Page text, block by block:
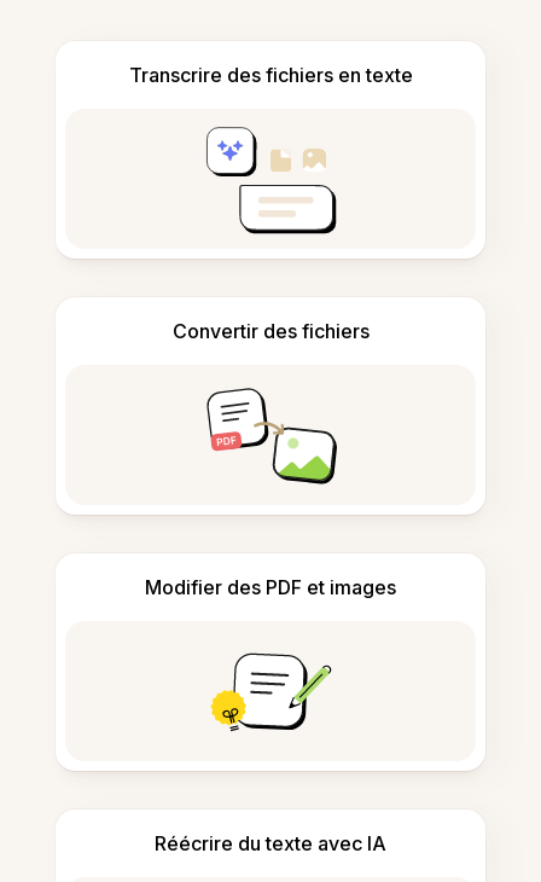
Transcrire des fichiers en texte
Convertir des fichiers
Modifier des PDF et images
Réécrire du texte avec IA